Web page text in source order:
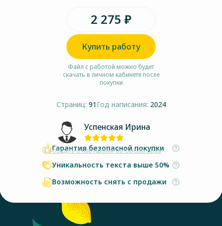
2 275 ₽
Купить работу
Файл с работой можно будет
скачать в личном кабинете после
покупки
Страниц: 91 Год написания: 2024
Успенская Ирина
Сообщить о нарушении авторских прав
Гарантия безопасной покупки
Уникальность текста выше 50%
Возможность снять с продажи